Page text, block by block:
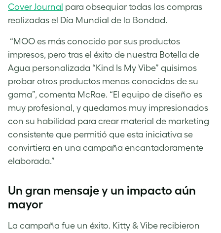
Cover Journal para obsequiar todas las compras
realizadas el Día Mundial de la Bondad.
“MOO es más conocido por sus productos
impresos, pero tras el éxito de nuestra Botella de
Agua personalizada “Kind Is My Vibe” quisimos
probar otros productos menos conocidos de su
gama”, comenta McRae. “El equipo de diseño es
muy profesional, y quedamos muy impresionados
con su habilidad para crear material de marketing
consistente que permitió que esta iniciativa se
convirtiera en una campaña encantadoramente
elaborada.”
Un gran mensaje y un impacto aún
mayor
La campaña fue un éxito. Kitty & Vibe recibieron